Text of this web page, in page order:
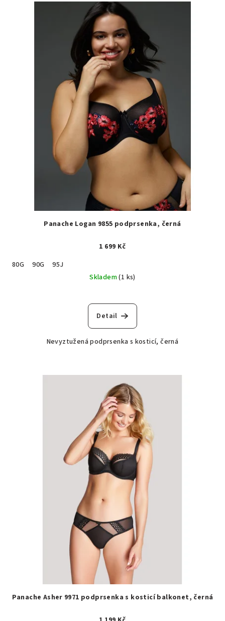
Panache Logan 9855 podprsenka, černá
1 699 Kč
80G
90G
95J
Skladem(1 ks)
Detail
Nevyztužená podprsenka s kosticí, černá
Panache Asher 9971 podprsenka s kosticí balkonet, černá